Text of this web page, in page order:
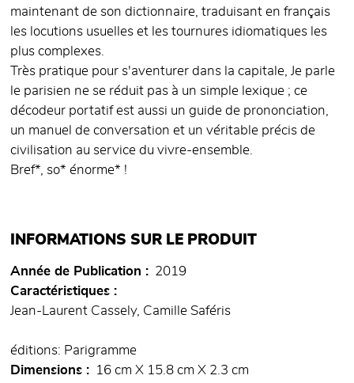
maintenant de son dictionnaire, traduisant en français
les locutions usuelles et les tournures idiomatiques les
plus complexes.
Très pratique pour s'aventurer dans la capitale, Je parle
le parisien ne se réduit pas à un simple lexique ; ce
décodeur portatif est aussi un guide de prononciation,
un manuel de conversation et un véritable précis de
civilisation au service du vivre-ensemble.
Bref*, so* énorme* !
INFORMATIONS SUR LE PRODUIT
Année de Publication
2019
Caractéristiques
Jean-Laurent Cassely, Camille Saféris
éditions: Parigramme
Dimensions
16 cm X 15.8 cm X 2.3 cm